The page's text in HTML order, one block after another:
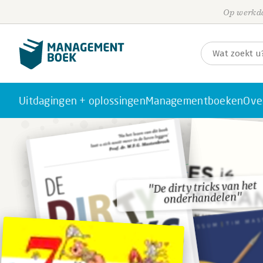
Op
Uitdagingen + oplossingenManagementboeken
"De dirty tricks van het
onderhandelen"
"De dirty tricks van het
onderhandelen"